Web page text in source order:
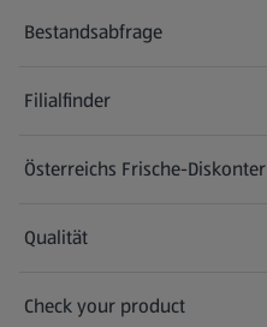
Bestandsabfrage
(öffnet in einem neuen Tab)
Filialfinder
Österreichs Frische-Diskonter
Qualität
Check your product
(öffnet in einem neuen Tab)